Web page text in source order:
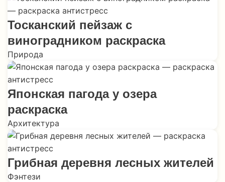
Тосканский пейзаж с
виноградником раскраска
Природа
Японская пагода у озера
раскраска
Архитектура
Грибная деревня лесных жителей
Фэнтези